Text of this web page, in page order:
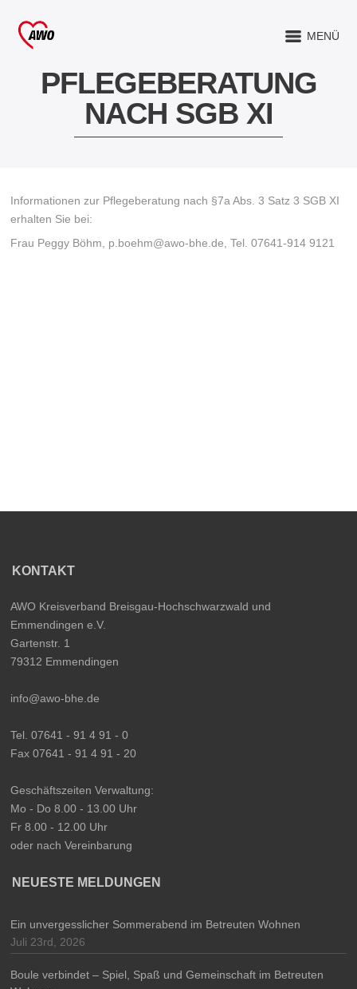
MENÜ
PFLEGEBERATUNG
NACH SGB XI
Informationen zur Pflegeberatung nach §7a Abs. 3 Satz 3 SGB XI
erhalten Sie bei:
Frau Peggy Böhm, p.boehm@awo-bhe.de, Tel. 07641-914 9121
KONTAKT
AWO Kreisverband Breisgau-Hochschwarzwald und
Emmendingen e.V.
Gartenstr. 1
79312 Emmendingen
info@awo-bhe.de
Tel. 07641 - 91 4 91 - 0
Fax 07641 - 91 4 91 - 20
Geschäftszeiten Verwaltung:
Mo - Do 8.00 - 13.00 Uhr
Fr 8.00 - 12.00 Uhr
oder nach Vereinbarung
NEUESTE MELDUNGEN
Ein unvergesslicher Sommerabend im Betreuten Wohnen
Juli 23rd, 2026
Boule verbindet – Spiel, Spaß und Gemeinschaft im Betreuten